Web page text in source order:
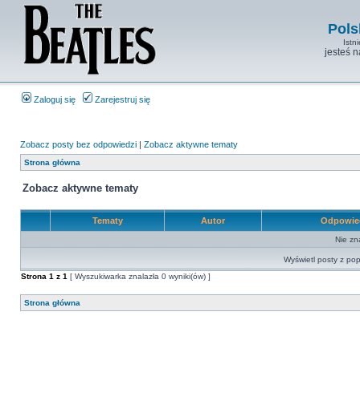
jesteś
Zaloguj się Zarejestruj się
Zobacz posty bez odpowiedzi | Zobacz aktywne tematy
Strona główna
Zobacz aktywne tematy
Tematy Autor
Nie
Wyświetl posty z
Strona 1 z 1 [ Wyszukiwarka znalazła 0 wyniki(ów) ]
Strona główna